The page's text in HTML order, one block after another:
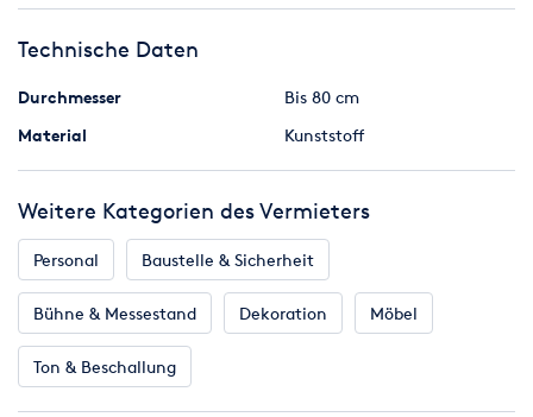
Technische Daten
Durchmesser
Bis 80 cm
Material
Kunststoff
Weitere Kategorien des Vermieters
Personal Baustelle & Sicherheit
Bühne & Messestand Dekoration Möbel
Ton & Beschallung